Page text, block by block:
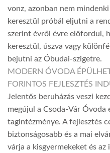
vonz, azonban nem
keresztül próbál eljutni a
szerint évről évre előfordul,
keresztül, úszva vagy
bejutni az Óbudai-szigetre.
MODERN ÓVODA
FORINTOS FEJLESZTÉS
Jelentős beruházás veszi
megújul a Csoda-Vár Óvoda
tagintézménye. A fejlesztés
biztonságosabb és a mai
várja a kisgyermekeket és